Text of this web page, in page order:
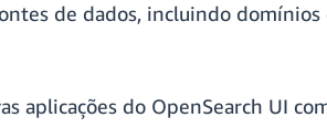
de dados, incluindo
aplicações do OpenSearch UI